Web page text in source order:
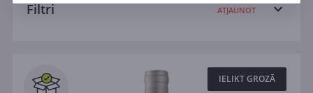
Filtri ATJAUNOT
Visi IELIKT GROZĀ